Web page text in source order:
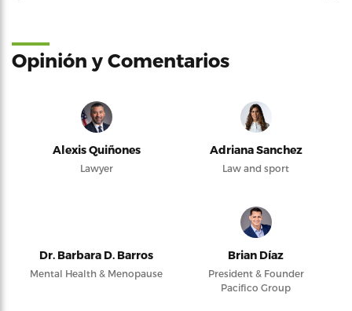
Opinión y Comentarios
Alexis Quiñones
Lawyer
Adriana Sanchez
Law and sport
Dr. Barbara D. Barros
Mental Health & Menopause
Brian Díaz
President & Founder
Pacifico Group